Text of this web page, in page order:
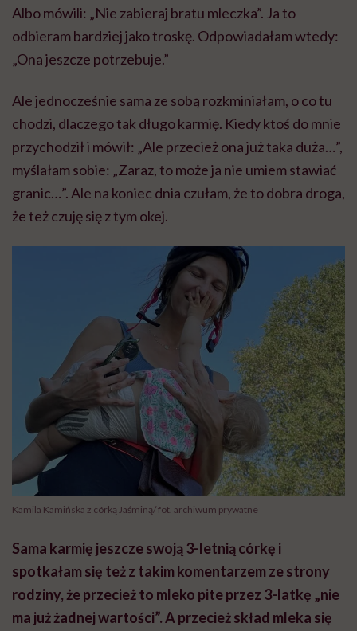
Albo mówili: „Nie zabieraj bratu mleczka”. Ja to
odbieram bardziej jako troskę. Odpowiadałam wtedy:
„Ona jeszcze potrzebuje.”
Ale jednocześnie sama ze sobą rozkminiałam, o co tu
chodzi, dlaczego tak długo karmię. Kiedy ktoś do mnie
przychodził i mówił: „Ale przecież ona już taka duża…”,
myślałam sobie: „Zaraz, to może ja nie umiem stawiać
granic…”. Ale na koniec dnia czułam, że to dobra droga,
że też czuję się z tym okej.
Kamila Kamińska z córką Jaśminą/ fot. archiwum prywatne
Sama karmię jeszcze swoją 3-letnią córkę i
spotkałam się też z takim komentarzem ze strony
rodziny, że przecież to mleko pite przez 3-latkę „nie
ma już żadnej wartości”. A przecież skład mleka się